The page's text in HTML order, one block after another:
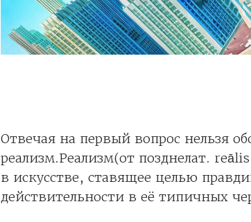
Отвечая на первый вопрос нельзя
реализм.Реализм(от позднелат.
в искусстве, ставящее целью
действительности в её типичных